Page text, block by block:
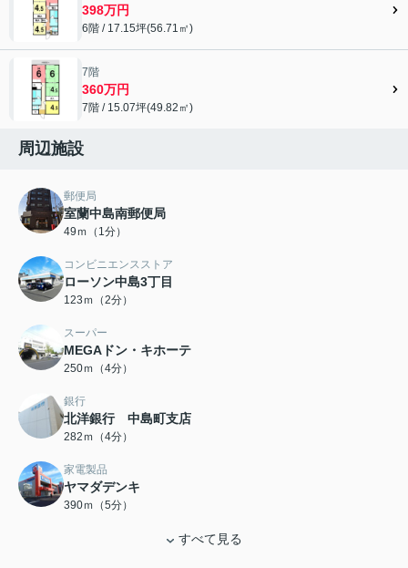
398万円
6階 / 17.15坪(56.71㎡)
7階
360万円
7階 / 15.07坪(49.82㎡)
周辺施設
郵便局
室蘭中島南郵便局
49ｍ（1分）
コンビニエンスストア
ローソン中島3丁目
123ｍ（2分）
スーパー
MEGAドン・キホーテ
250ｍ（4分）
銀行
北洋銀行 中島町支店
282ｍ（4分）
家電製品
ヤマダデンキ
390ｍ（5分）
すべて見る